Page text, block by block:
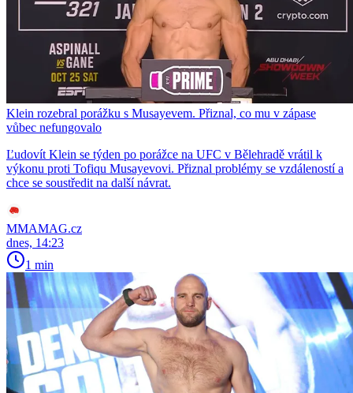
Klein rozebral porážku s Musayevem. Přiznal, co mu v zápase
vůbec nefungovalo
Ľudovít Klein se týden po porážce na UFC v Bělehradě vrátil k
výkonu proti Tofiqu Musayevovi. Přiznal problémy se vzdáleností a
chce se soustředit na další návrat.
MMAMAG.cz
dnes, 14:23
1 min